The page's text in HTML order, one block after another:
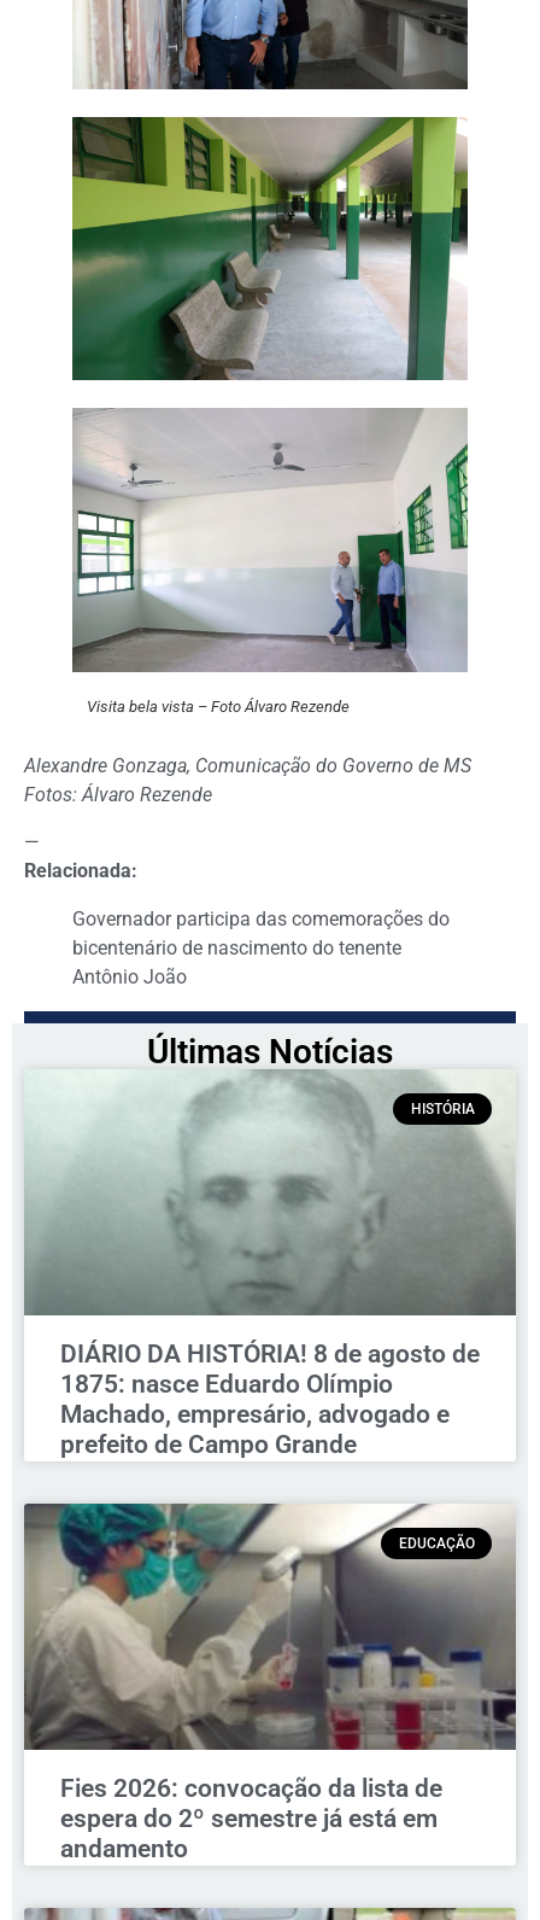
Visita bela vista – Foto Álvaro Rezende
Alexandre Gonzaga, Comunicação do Governo de MS
Fotos: Álvaro Rezende
—
Relacionada:
Governador participa das comemorações do
bicentenário de nascimento do tenente
Antônio João
Últimas Notícias
HISTÓRIA
DIÁRIO DA HISTÓRIA! 8 de agosto de
1875: nasce Eduardo Olímpio
Machado, empresário, advogado e
prefeito de Campo Grande
EDUCAÇÃO
Fies 2026: convocação da lista de
espera do 2º semestre já está em
andamento